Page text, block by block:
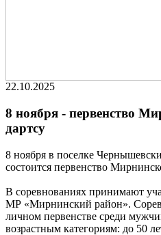
22.10.2025
8 ноября - первенство
дартсу
8 ноября в поселке
состоится первенство
В соревнованиях принимают
МР «Мирнинский район».
личном первенстве среди
возрастным категориям: до 50